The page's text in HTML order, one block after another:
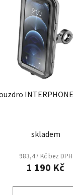
skladem
983,47 Kč bez DPH
1 190 Kč